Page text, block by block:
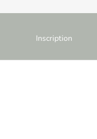
Inscription